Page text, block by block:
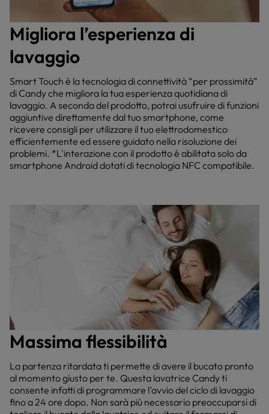
Migliora l’esperienza di
lavaggio
Smart Touch è la tecnologia di connettività “per prossimità”
di Candy che migliora la tua esperienza quotidiana di
lavaggio. A seconda del prodotto, potrai usufruire di funzioni
aggiuntive direttamente dal tuo smartphone, come
ricevere consigli per utilizzare il tuo elettrodomestico
efficientemente ed essere guidato nella risoluzione dei
problemi. *L'interazione con il prodotto è abilitata solo da
smartphone Android dotati di tecnologia NFC compatibile.
Massima flessibilità
La partenza ritardata ti permette di avere il bucato pronto
al momento giusto per te. Questa lavatrice Candy ti
consente infatti di programmare l’avvio del ciclo di lavaggio
fino a 24 ore dopo. Non sarà più necessario preoccuparsi di